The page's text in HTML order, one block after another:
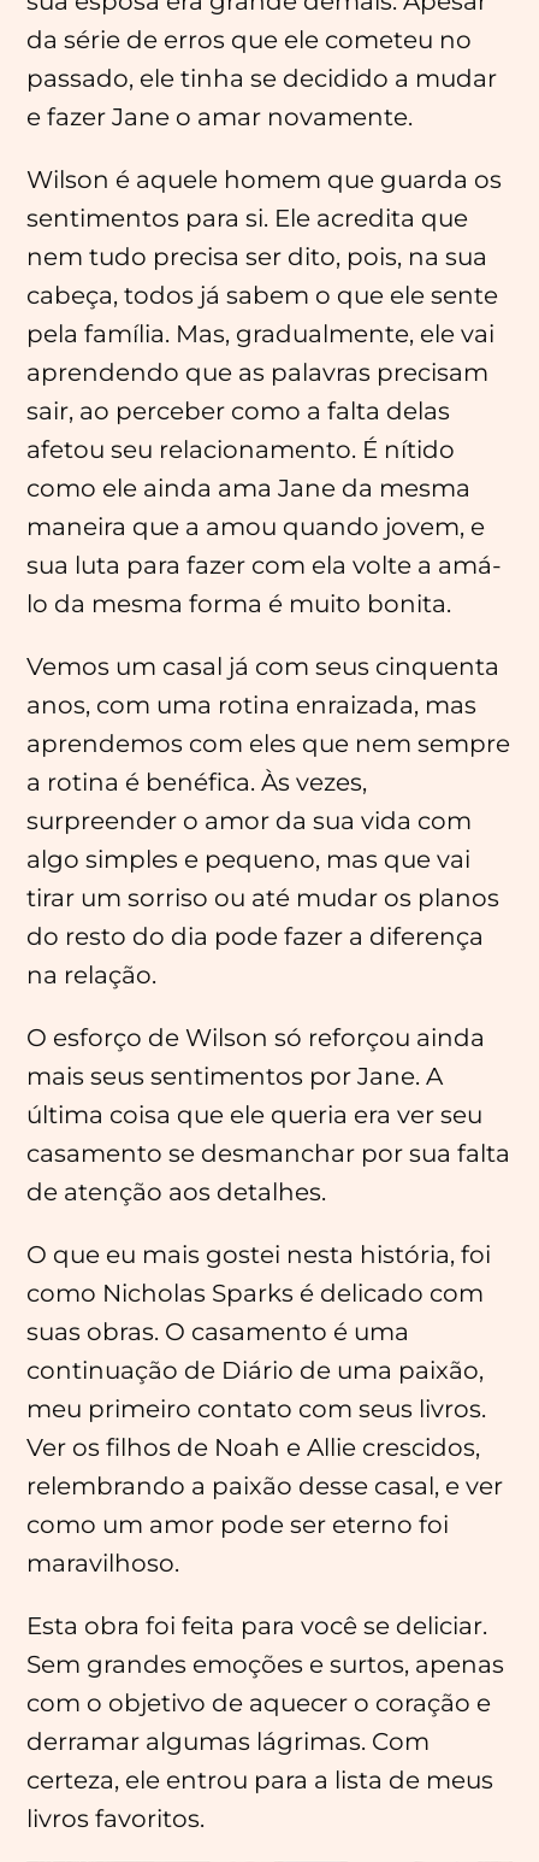
da série de erros que ele cometeu no
passado, ele tinha se decidido a mudar
e fazer Jane o amar novamente.
Wilson é aquele homem que guarda os
sentimentos para si. Ele acredita que
nem tudo precisa ser dito, pois, na sua
cabeça, todos já sabem o que ele sente
pela família. Mas, gradualmente, ele vai
aprendendo que as palavras precisam
sair, ao perceber como a falta delas
afetou seu relacionamento. É nítido
como ele ainda ama Jane da mesma
maneira que a amou quando jovem, e
sua luta para fazer com ela volte a amá-
lo da mesma forma é muito bonita.
Vemos um casal já com seus cinquenta
anos, com uma rotina enraizada, mas
aprendemos com eles que nem sempre
a rotina é benéfica. Às vezes,
surpreender o amor da sua vida com
algo simples e pequeno, mas que vai
tirar um sorriso ou até mudar os planos
do resto do dia pode fazer a diferença
na relação.
O esforço de Wilson só reforçou ainda
mais seus sentimentos por Jane. A
última coisa que ele queria era ver seu
casamento se desmanchar por sua falta
de atenção aos detalhes.
O que eu mais gostei nesta história, foi
como Nicholas Sparks é delicado com
suas obras. O casamento é uma
continuação de Diário de uma paixão,
meu primeiro contato com seus livros.
Ver os filhos de Noah e Allie crescidos,
relembrando a paixão desse casal, e ver
como um amor pode ser eterno foi
maravilhoso.
Esta obra foi feita para você se deliciar.
Sem grandes emoções e surtos, apenas
com o objetivo de aquecer o coração e
derramar algumas lágrimas. Com
certeza, ele entrou para a lista de meus
livros favoritos.